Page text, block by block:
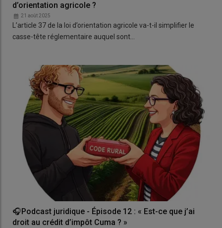
d’orientation agricole ?
21 août 2025
L’article 37 de la loi d’orientation agricole va-t-il simplifier le
casse-tête réglementaire auquel sont…
🎧Podcast juridique - Épisode 12 : « Est-ce que j’ai
droit au crédit d’impôt Cuma ? »